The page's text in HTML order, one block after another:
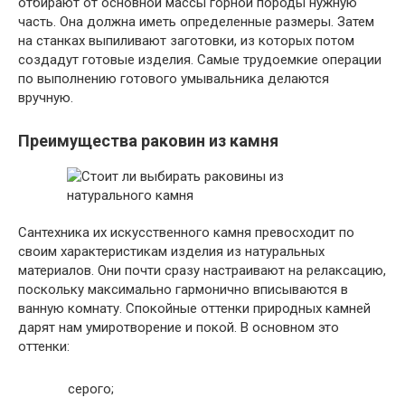
часть. Она должна иметь определенные размеры. Затем
на станках выпиливают заготовки, из которых потом
создадут готовые изделия. Самые трудоемкие операции
по выполнению готового умывальника делаются
вручную.
Преимущества раковин из камня
Сантехника их искусственного камня превосходит по
своим характеристикам изделия из натуральных
материалов. Они почти сразу настраивают на релаксацию,
поскольку максимально гармонично вписываются в
ванную комнату. Спокойные оттенки природных камней
дарят нам умиротворение и покой. В основном это
оттенки:
серого;